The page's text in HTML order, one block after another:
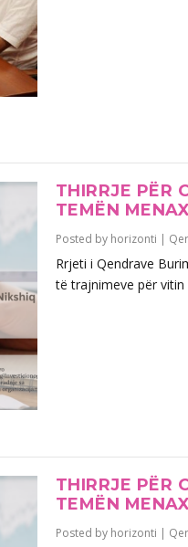
THIRRJE PËR
TEMËN
Posted by horizonti |
Rrjeti i Qendrave
të trajnimeve për vitin
THIRRJE PËR
TEMËN
Posted by horizonti |